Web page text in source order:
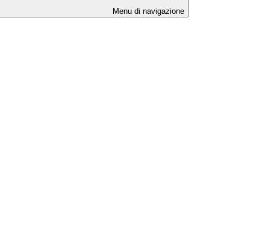
Menu di navigazione